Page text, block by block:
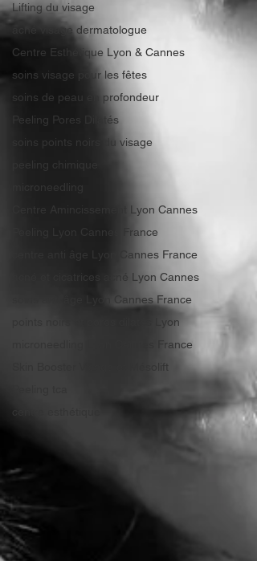
Lifting du visage
acné visage dermatologue
Centre Esthétique Lyon & Cannes
soins visage pour les fêtes
soins de peau en profondeur
Peeling Pores Dilatés
soins points noirs du visage
Centre Amincissement Lyon Cannes
Peeling Lyon Cannes France
centre anti âge Lyon Cannes France
acné et cicatrices acné Lyon Cannes
soins anti âge Lyon Cannes France
points noirs et pores dilatés Lyon
microneedling Lyon Cannes France
Skin Booster Visage et Mésolift